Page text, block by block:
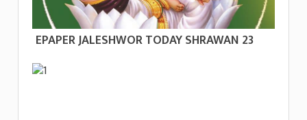
EPAPER JALESHWOR TODAY SHRAWAN 23